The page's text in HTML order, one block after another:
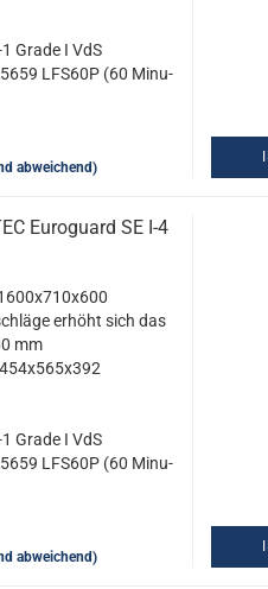
Grade I VdS
LFS60P (60 Mi­nu­
abweichend)
Eu­ro­guard SE I-4
er­höht sich das
mm
Grade I VdS
LFS60P (60 Mi­nu­
abweichend)